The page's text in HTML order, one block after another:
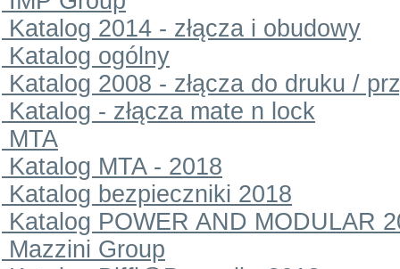
Katalog 2014 - złącza i obudowy
Katalog ogólny
Katalog 2008 - złącza do druku /
Katalog - złącza mate n lock
MTA
Katalog MTA - 2018
Katalog bezpieczniki 2018
Katalog POWER AND MODULAR
Mazzini Group